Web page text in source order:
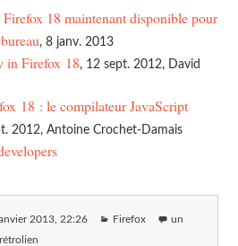
Firefox 18 maintenant disponible pour
, 8 janv. 2013
in Firefox 18, 12 sept. 2012, David
18 : le compilateur JavaScript
2012, Antoine Crochet-Damais
2013 , 22:26 Firefox un